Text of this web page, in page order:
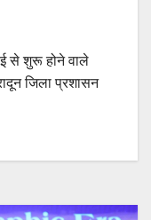
से शुरू होने वाले
जिला प्रशासन